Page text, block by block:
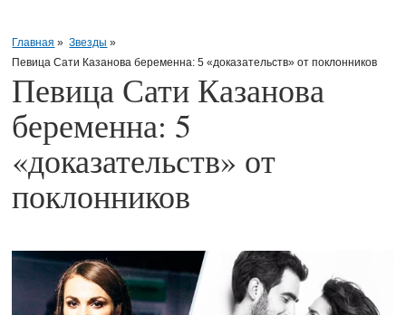
Главная » Звезды »
Певица Сати Казанова беременна: 5 «доказательств» от поклонников
Певица Сати Казанова
беременна: 5
«доказательств» от
поклонников